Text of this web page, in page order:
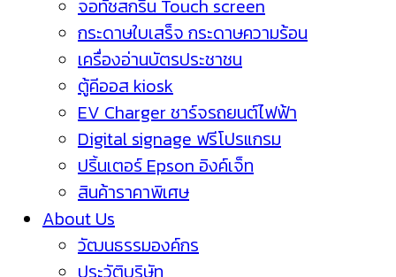
จอทัชสกรีน Touch screen
กระดาษใบเสร็จ กระดาษความร้อน
เครื่องอ่านบัตรประชาชน
ตู้คีออส kiosk
EV Charger ชาร์จรถยนต์ไฟฟ้า
Digital signage ฟรีโปรแกรม
ปริ้นเตอร์ Epson อิงค์เจ็ท
สินค้าราคาพิเศษ
About Us
วัฒนธรรมองค์กร
ประวัติบริษัท